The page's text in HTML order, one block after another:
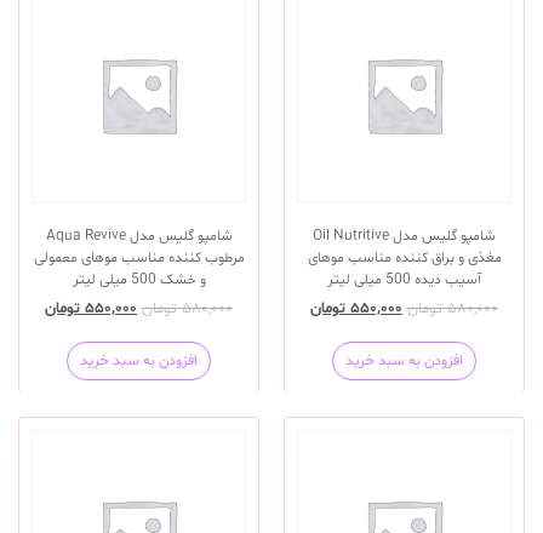
شامپو گلیس مدل Oil Nutritive
مغذی و براق کننده مناسب موهای
آسیب دیده 500 میلی لیتر
۵۸۰,۰۰۰ تومان ۵۵۰,۰۰۰ تومان
افزودن به سبد خرید
شامپو گلیس مدل Aqua Revive
مرطوب کننده مناسب موهای معمولی
و خشک 500 میلی لیتر
۵۸۰,۰۰۰ تومان ۵۵۰,۰۰۰ تومان
افزودن به سبد خرید